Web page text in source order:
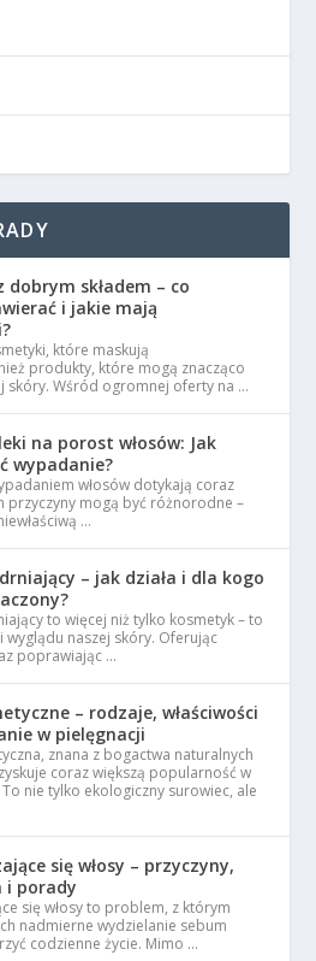
dobrym składem – co
i jakie mają
które maskują
produkty, które mogą znacząco
skóry. Wśród ogromnej oferty na …
na porost włosów: Jak
wypadanie?
włosów dotykają coraz
przyczyny mogą być różnorodne –
…
– jak działa i dla kogo
to więcej niż tylko kosmetyk – to
wyglądu naszej skóry. Oferując
poprawiając …
– rodzaje, właściwości
w pielęgnacji
znana z bogactwa naturalnych
coraz większą popularność w
nie tylko ekologiczny surowiec, ale
się włosy – przyczyny,
i porady
się włosy to problem, z którym
nadmierne wydzielanie sebum
codzienne życie. Mimo …